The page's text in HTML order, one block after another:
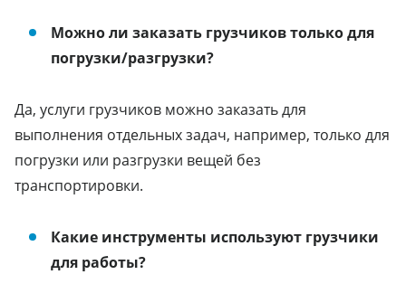
Можно ли заказать грузчиков только для
погрузки/разгрузки?
Да, услуги грузчиков можно заказать для
выполнения отдельных задач, например, только для
погрузки или разгрузки вещей без
транспортировки.
Какие инструменты используют грузчики
для работы?